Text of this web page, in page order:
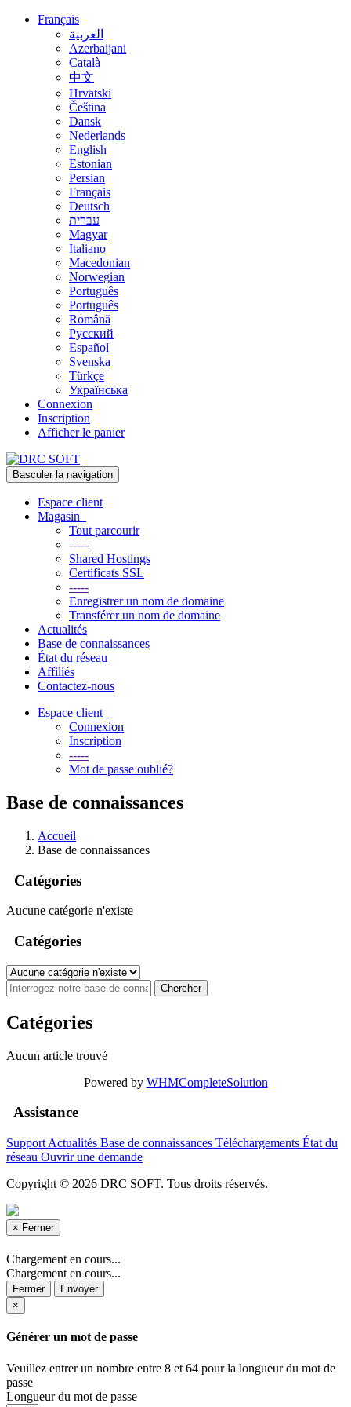
Français
العربية
Azerbaijani
Català
中文
Hrvatski
Čeština
Dansk
Nederlands
English
Estonian
Persian
Français
Deutsch
עברית
Magyar
Italiano
Macedonian
Norwegian
Português
Português
Română
Русский
Español
Svenska
Türkçe
Українська
Connexion
Inscription
Afficher le panier
Basculer la navigation
Espace client
Magasin
Tout parcourir
-----
Shared Hostings
Certificats SSL
-----
Enregistrer un nom de domaine
Transférer un nom de domaine
Actualités
Base de connaissances
État du réseau
Affiliés
Contactez-nous
Espace client
Connexion
Inscription
-----
Mot de passe oublié?
Base de connaissances
Accueil
Base de connaissances
Catégories
Aucune catégorie n'existe
Catégories
Catégories
Aucun article trouvé
Powered by WHMCompleteSolution
Assistance
Support Actualités Base de connaissances Téléchargements État du
réseau Ouvrir une demande
Copyright © 2026 DRC SOFT. Tous droits réservés.
× Fermer
Chargement en cours...
Chargement en cours...
Fermer
Envoyer
×
Générer un mot de passe
Veuillez entrer un nombre entre 8 et 64 pour la longueur du mot de
passe
Longueur du mot de passe